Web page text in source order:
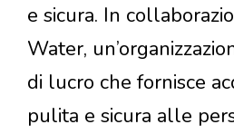
e sicura. In
Water,
di lucro che fornisce
pulita e sicura alle